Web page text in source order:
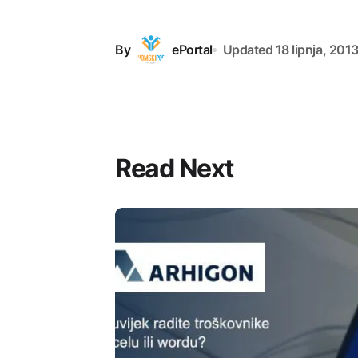
By ePortal Updated 18 lipnja, 2013
Read Next